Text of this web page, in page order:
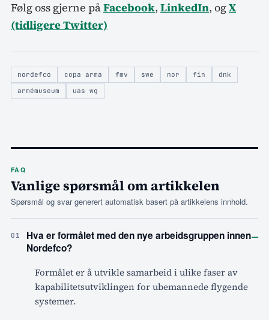
Følg oss gjerne påFacebook, LinkedIn, ogX
(tidligere Twitter)
nordefco copa arma fmv swe nor fin
dnk
armémuseum
uas wg
FAQ
Vanlige spørsmål om artikkelen
Spørsmål og svar generert automatisk basert på artikkelens innhold.
01
Hva er formålet med den nye arbeidsgruppen innen
Nordefco?
–
Formålet er å utvikle samarbeid i ulike faser av
kapabilitetsutviklingen for ubemannede flygende
systemer.